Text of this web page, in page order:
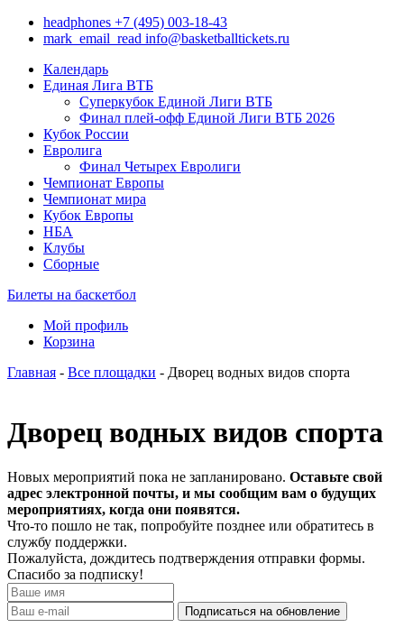
headphones +7 (495) 003-18-43
mark_email_read info@basketballtickets.ru
Календарь
Единая Лига ВТБ
Суперкубок Единой Лиги ВТБ
Финал плей-офф Единой Лиги ВТБ 2026
Кубок России
Евролига
Финал Четырех Евролиги
Чемпионат Европы
Чемпионат мира
Кубок Европы
НБА
Клубы
Сборные
Билеты на баскетбол
Мой профиль
Корзина
Главная - Все площадки - Дворец водных видов спорта
Дворец водных видов спорта
Новых мероприятий пока не запланировано. Оставьте свой
адрес электронной почты, и мы сообщим вам о будущих
мероприятиях, когда они появятся.
Что-то пошло не так, попробуйте позднее или обратитесь в
службу поддержки.
Пожалуйста, дождитесь подтверждения отправки формы.
Спасибо за подписку!
Подписаться на обновление